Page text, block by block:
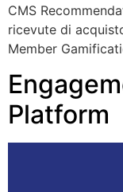
CMS
ricevute di
Member
Platform